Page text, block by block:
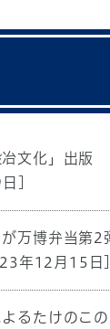
文化」出版
]
万博弁当第2
年12月15日]
るたけのこの